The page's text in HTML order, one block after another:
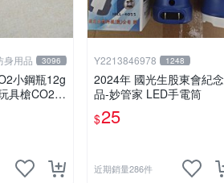
身用品 3096
小鋼瓶12g
具槍CO2槍
壓縮氣瓶氮
Y2213846978 1248
2024年 國光生股東會紀念
品-妙管家 LED手電筒
$25
近期銷量286件